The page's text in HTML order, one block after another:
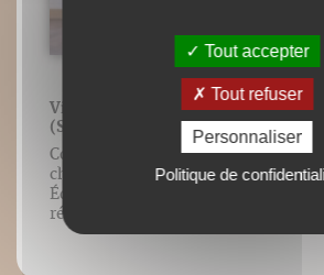
Vidéo 17 : Sentir sa sangle
(S et vocalise si 4 pattes)
Contenu vidéo lié à l’ouvrage Envie
chanter ? de Marie-Laure Potel/
Éditions DésIris/Adverbum. Tous
réservés.
Tout accepter
Tout refuser
Personnaliser
Politique de